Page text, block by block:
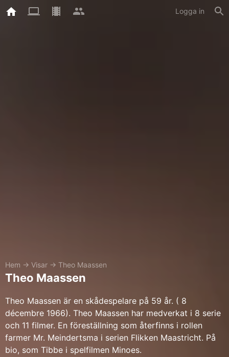
Logga in
Hem → Visar → Theo Maassen
Theo Maassen
Theo Maassen är en skådespelare på 59 år. ( 8
décembre 1966). Theo Maassen har medverkat i 8 serie
och 11 filmer. En föreställning som återfinns i rollen
farmer Mr. Meindertsma i serien Flikken Maastricht. På
bio, som Tibbe i spelfilmen Minoes.